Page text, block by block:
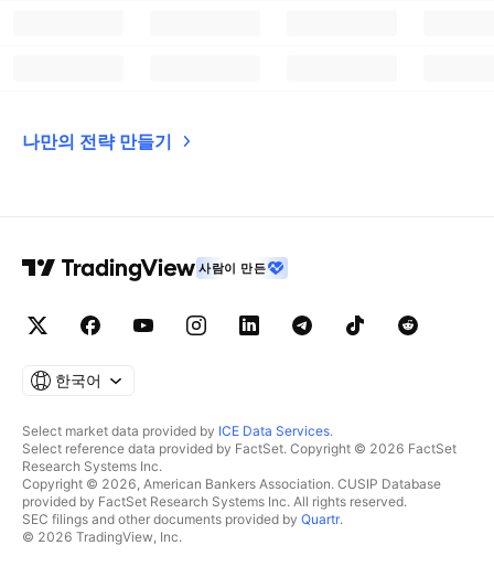
나만의 전략 만들기
사람이 만든
한국어
Select market data provided by ICE Data Services.
Select reference data provided by FactSet. Copyright © 2026 FactSet
Research Systems Inc.
Copyright © 2026, American Bankers Association. CUSIP Database
provided by FactSet Research Systems Inc. All rights reserved.
SEC filings and other documents provided by Quartr.
© 2026 TradingView, Inc.